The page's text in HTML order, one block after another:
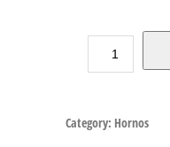
Category: Hornos